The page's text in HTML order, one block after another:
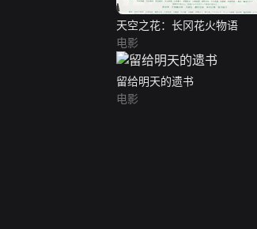
天空之花：长冈花火物语
电影
留给明天的遗书
电影